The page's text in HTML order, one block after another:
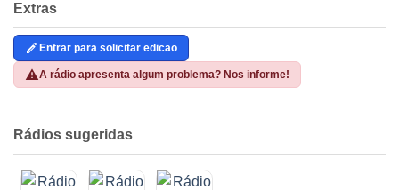
Extras
Entrar para solicitar edicao
A rádio apresenta algum problema? Nos informe!
Rádios sugeridas